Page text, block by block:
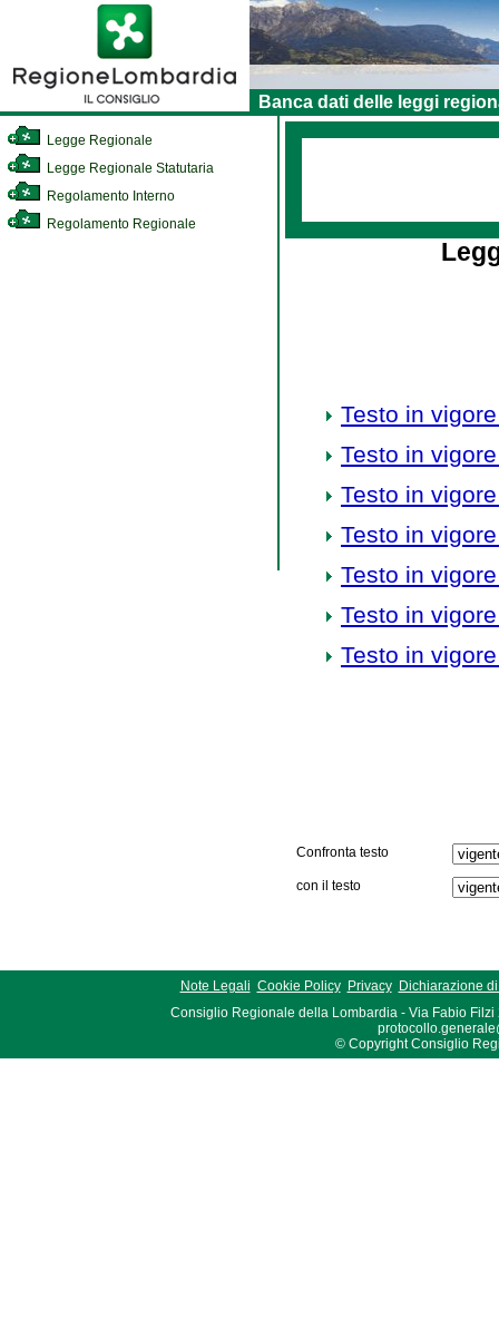
Banca dati delle leggi
Legge Regionale
Legge Regionale Statutaria
Regolamento Interno
Regolamento Regionale
Testo in
Testo in
Testo in
Testo in
Testo in
Testo in
Testo in
Confronta testo
con il testo
Note Legali Cookie Policy Privacy
Dichiarazione
Consiglio Regionale della Lombardia - Via Fabio Filzi
© Copyright Consiglio